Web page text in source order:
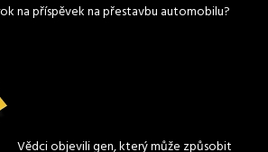
na příspěvek na přestavbu automobilu?
Vědci objevili gen, který může způsobit